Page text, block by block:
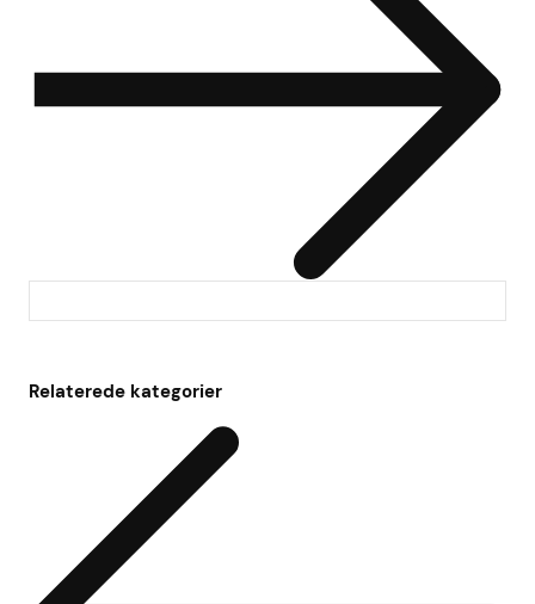
Relaterede kategorier